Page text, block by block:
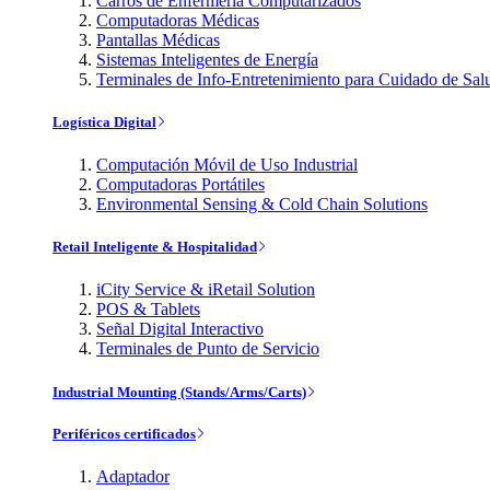
Computadoras Médicas
Pantallas Médicas
Sistemas Inteligentes de Energía
Terminales de Info-Entretenimiento para Cuidado de
Logística Digital
Computación Móvil de Uso Industrial
Computadoras Portátiles
Environmental Sensing & Cold Chain Solutions
Retail Inteligente & Hospitalidad
iCity Service & iRetail Solution
POS & Tablets
Señal Digital Interactivo
Terminales de Punto de Servicio
Industrial Mounting (Stands/Arms/Carts)
Periféricos certificados
Adaptador